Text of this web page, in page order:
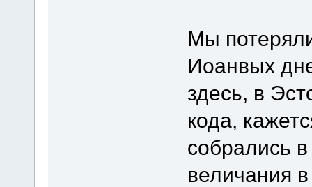
Мы
Иоанвых
здесь, в
кода,
собрались
величания